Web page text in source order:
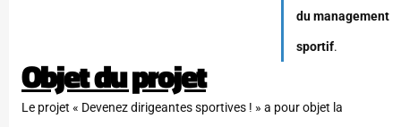
du management
sportif.
Objet du projet
Le projet « Devenez dirigeantes sportives ! » a pour objet la